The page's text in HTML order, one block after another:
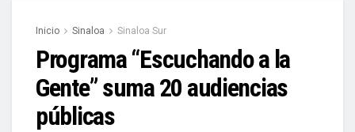
Inicio Sinaloa Sinaloa Sur
Programa “Escuchando a la
Gente” suma 20 audiencias
públicas